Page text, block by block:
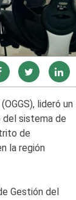
lideró un
del sistema de
de
la región
Gestión del